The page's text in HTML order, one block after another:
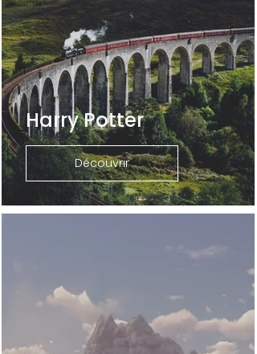
Harry Potter
Découvrir